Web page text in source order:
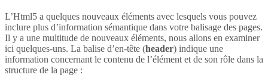
L’Html5 a quelques nouveaux éléments avec lesquels vous pouvez
inclure plus d’information sémantique dans votre balisage des pages.
Il y a une multitude de nouveaux éléments, nous allons en examiner
ici quelques-uns. La balise d’en-tête (header) indique une
information concernant le contenu de l’élément et de son rôle dans la
structure de la page :